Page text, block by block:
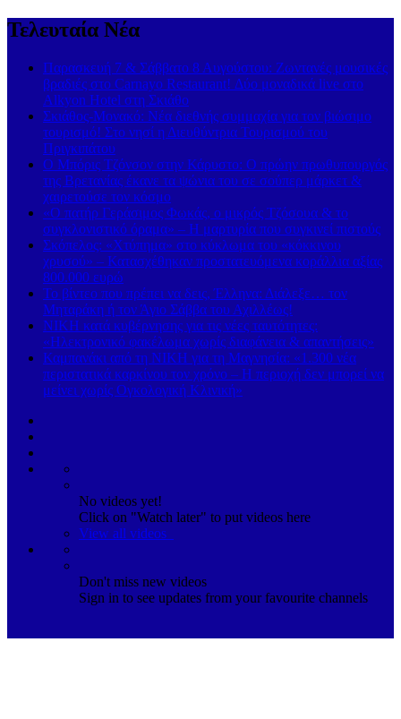
Τελευταία Νέα
Παρασκευή 7 & Σάββατο 8 Αυγούστου: Ζωντανές μουσικές
βραδιές στο Carnayo Restaurant! Δύο μοναδικά live στο
Alkyon Hotel στη Σκιάθο
Σκιάθος-Μονακό: Νέα διεθνής συμμαχία για τον βιώσιμο
τουρισμό! Στο νησί η Διευθύντρια Τουρισμού του
Πριγκιπάτου
Ο Μπόρις Τζόνσον στην Κάρυστο: Ο πρώην πρωθυπουργός
της Βρετανίας έκανε τα ψώνια του σε σούπερ μάρκετ &
χαιρετούσε τον κόσμο
«Ο πατήρ Γεράσιμος Φωκάς, ο μικρός Τζόσουα & το
συγκλονιστικό όραμα» – Η μαρτυρία που συγκινεί πιστούς
Σκόπελος: «Χτύπημα» στο κύκλωμα του «κόκκινου
χρυσού» – Κατασχέθηκαν προστατευόμενα κοράλλια αξίας
800.000 ευρώ
Το βίντεο που πρέπει να δεις, Έλληνα: Διάλεξε… τον
Μηταράκη ή τον Άγιο Σάββα του Αχιλλέως!
ΝΙΚΗ κατά κυβέρνησης για τις νέες ταυτότητες:
«Ηλεκτρονικό φακέλωμα χωρίς διαφάνεια & απαντήσεις»
Καμπανάκι από τη ΝΙΚΗ για τη Μαγνησία: «1.300 νέα
περιστατικά καρκίνου τον χρόνο – Η περιοχή δεν μπορεί να
μείνει χωρίς Ογκολογική Κλινική»
No videos yet!
Click on "Watch later" to put videos here
View all videos
Don't miss new videos
Sign in to see updates from your favourite channels